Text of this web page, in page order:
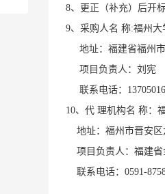
8、更正（补充）后开
9、采购人名 称:福州大
地址：福建省福州市
项目负责人：刘宪
联系电话：
10、代 理机构名 称：
地址：福州市晋安区
项目负责人：福建省
联系电话： 0591-